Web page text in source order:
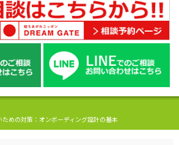
めの対策：オンボーディング設計の基本